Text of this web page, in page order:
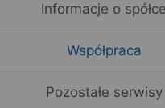
Informacje o spółce
Współpraca
Pozostałe serwisy